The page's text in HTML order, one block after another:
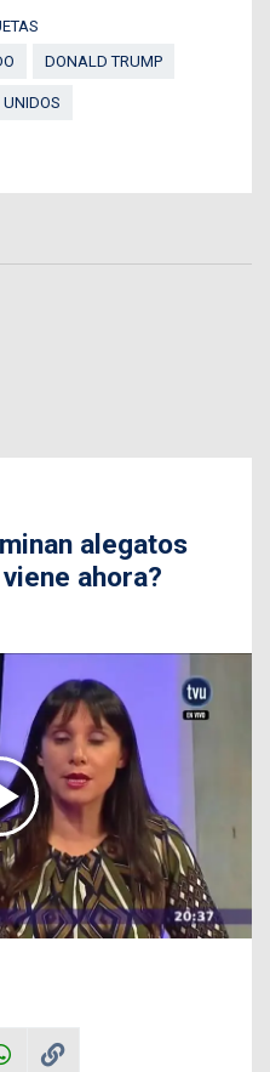
DONALD TRUMP
UNIDOS
alegatos
ahora?